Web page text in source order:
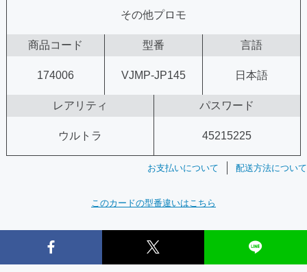
その他プロモ
商品コード 型番 言語
174006 VJMP-JP145 日本語
レアリティ パスワード
ウルトラ 45215225
お支払いについて 配送方法について
このカードの型番違いはこちら